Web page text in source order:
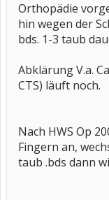
Orthopädie
hin wegen der
bds. 1-3 taub
Abklärung V.a.
CTS) läuft noch.
Nach HWS Op
Fingern an,
taub .bds dann